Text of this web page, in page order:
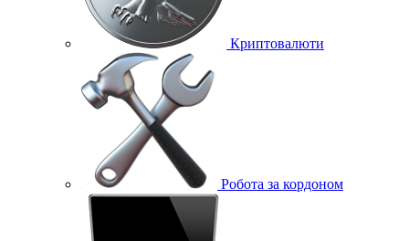
Криптовалюти
Робота за кордоном